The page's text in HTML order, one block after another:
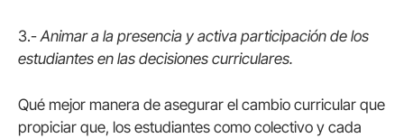
3.-Animar a la presencia y activa participación de los
estudiantes en las decisiones curriculares.
Qué mejor manera de asegurar el cambio curricular que
propiciar que, los estudiantes como colectivo y cada